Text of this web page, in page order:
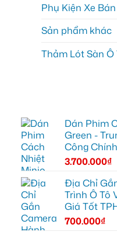
Phụ Kiện Xe
Sản phẩm khác
Thảm Lót Sàn Ô
Dán Phim
Green -
Công
3.700.000₫
Địa Chỉ
Trình Ô Tô
Giá Tốt
700.000₫